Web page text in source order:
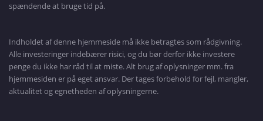
spændende at bruge tid på.
Indholdet af denne hjemmeside må ikke betragtes som rådgivning.
Alle investeringer indebærer risici, og du bør derfor ikke investere
penge du ikke har råd til at miste. Alt brug af oplysninger mm. fra
hjemmesiden er på eget ansvar. Der tages forbehold for fejl, mangler,
aktualitet og egnetheden af oplysningerne.